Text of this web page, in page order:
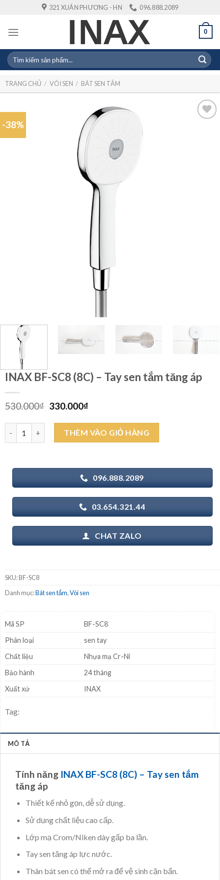
content
321 XUÂN PHƯƠNG - HN 096.888.2089
0
Tìm
kiếm:
TRANG CHỦ / VÒI SEN / BÁT SEN TẮM
-38%
INAX BF-SC8 (8C) – Tay sen tắm tăng áp
530.000₫ Giá
là:
530.000₫.
330.000₫Giá
tại
là:
330.000₫.
INAX BF-SC8 (8C) - Tay sen tắm tăng áp số lượng
THÊM VÀO GIỎ HÀNG
096.888.2089
03.654.321.44
CHAT ZALO
SKU:BF-SC8
Danh mục:Bát sen tắm,Vòi sen
Mã SP
BF-SC8
Phân loại
sen tay
Chất liệu
Nhựa mạ Cr-Ni
Bảo hành
24 tháng
Xuất xứ
INAX
Tag:
MÔ TẢ
Tính năng INAX BF-SC8 (8C) – Tay sen tắm
tăng áp
Thiết kế nhỏ gọn, dễ sử dụng.
Sử dụng chất liệu cao cấp.
Lớp mạ Crom/Niken dày gấp ba lần.
Tay sen tăng áp lực nước.
Thân bát sen có thể mở ra để vệ sinh cặn bẩn.